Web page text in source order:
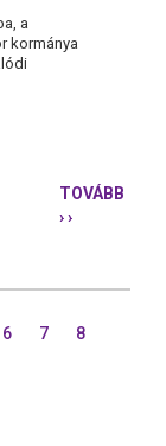
a
kormánya
TOVÁBB
› ›
KORMÁNY
6 7
8